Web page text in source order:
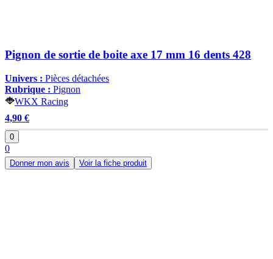
Pignon de sortie de boite axe 17 mm 16 dents 428
Univers : Pièces détachées
Rubrique : Pignon
WKX Racing
4,90 €
0
0
Donner mon avis Voir la fiche produit